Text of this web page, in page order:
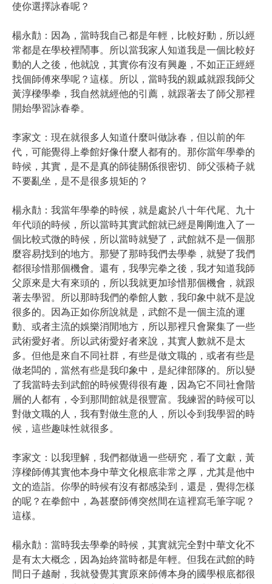
使你選擇詠春呢？
楊永勣：因為，當時我自己都是年輕，比較好動，所以經
常都是在學校裡鬧事。所以當我家人知道我是一個比較好
動的人之後，他就說，其實你有沒有興趣，不如正正經經
找個師傅來學呢？這樣。所以，當時我的親戚就跟我師父
黃淳樑學拳，我自然就經他的引薦，就跟著去了師父那裡
開始學習詠春拳。
李家文：現在就很多人知道什麼叫做詠春，但以前的年
代，可能覺得上拳館好像什麼人都有的。那你當年學拳的
時候，其實，是不是真的師徒關係很密切、師父張椅子就
不要亂坐，是不是很多規矩的？
楊永勣：我當年學拳的時候，就是處於八十年代尾、九十
年代頭的時候，所以當時其實武館就已經是剛剛進入了一
個比較式微的時候，所以當時就變了，武館就不是一個那
麼容易找到的地方。那變了那時我們去學拳，就變了我們
都很珍惜那個機會。還有，我學完拳之後，我才知道我師
父原來是大有來頭的，所以我就更加珍惜那個機會，就跟
著去學習。所以那時我們的拳館人數，我印象中就不是說
很多的。因為正如你所說就是，武館不是一個主流的運
動、或者主流的娛樂消閒地方，所以那裡只會聚集了一些
武術愛好者。所以武術愛好者來說，其實人數就不是太
多。但他是來自不同社群，有些是做文職的，或者有些是
做老闆的，當然有些是我印象中，是紀律部隊的。所以變
了我當時去到武館的時候覺得很有趣，因為它不同社會階
層的人都有，令到那間館就是很豐富。我練習的時候可以
對做文職的人，我有對做生意的人，所以令到我學習的時
候，這些趣味性就很多。
李家文：以我理解，我們都做過一些研究，看了文獻，黃
淳樑師傅其實他本身中華文化根底非常之厚，尤其是他中
文的造詣。你學的時候有沒有都感染到，還是，覺得怎樣
的呢？在拳館中，為甚麼師傅突然間在這裡寫毛筆字呢？
這樣。
楊永勣：當時我去學拳的時候，其實就完全對中華文化不
是有太大概念，因為始終當時都是年輕。但我在武館的時
間日子越耐，我就發覺其實原來師傅本身的國學根底都很